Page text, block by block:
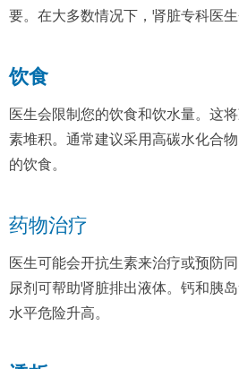
要。在大多数情况下，肾脏专科医生
饮食
医生会限制您的饮食和饮水量。这
素堆积。通常建议采用高碳水化合
的饮食。
药物治疗
医生可能会开抗生素来治疗或预防
尿剂可帮助肾脏排出液体。钙和胰
水平危险升高。